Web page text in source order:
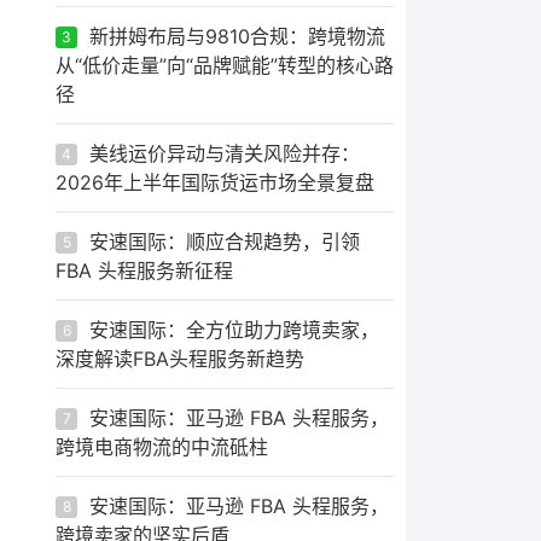
3
新拼姆布局与9810合规：跨境物流
从“低价走量”向“品牌赋能”转型的核心路
径
4
美线运价异动与清关风险并存：
2026年上半年国际货运市场全景复盘
5
安速国际：顺应合规趋势，引领
FBA 头程服务新征程
6
安速国际：全方位助力跨境卖家，
深度解读FBA头程服务新趋势
7
安速国际：亚马逊 FBA 头程服务，
跨境电商物流的中流砥柱
8
安速国际：亚马逊 FBA 头程服务，
跨境卖家的坚实后盾